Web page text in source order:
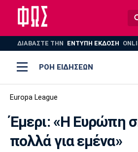
ΔΙΑΒΑΣΤΕ THN ΕΝΤΥΠΗ ΕΚΔΟΣΗ
ΡΟΗ ΕΙΔΗΣΕΩΝ
ΠΟΔΟΣΦΑΙΡΟ
ΠΟΛΟ
Ποδόσφαιρο
Super League 1
Super League 2
Μπάσκετ
Ελλάδα
Ολυμπιακοί Αγώνες
Ολυμπιακός ΑΕΚ
Europa League
Έμερι: «Η Ευρώπη
πολλά για εμένα»